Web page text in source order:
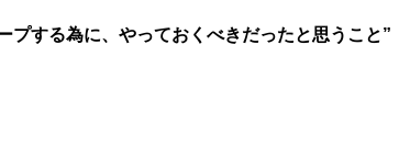
プする為に、やっておくべきだったと思うこと”